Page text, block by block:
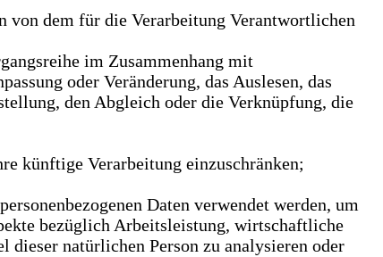
von dem für die Verarbeitung Verantwortlichen
im Zusammenhang mit
oder Veränderung, das Auslesen, das
den Abgleich oder die Verknüpfung, die
künftige Verarbeitung einzuschränken;
Daten verwendet werden, um
bezüglich Arbeitsleistung, wirtschaftliche
dieser natürlichen Person zu analysieren oder